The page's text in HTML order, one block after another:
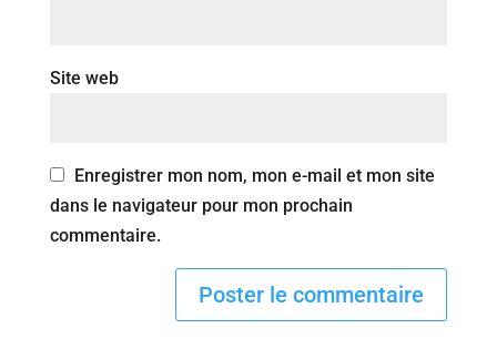
Site web
Enregistrer mon nom, mon e-mail et mon site
dans le navigateur pour mon prochain
commentaire.